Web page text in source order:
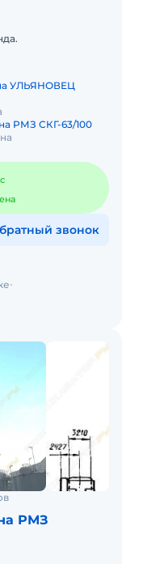
УЛЬЯНОВЕЦ
РМЗ СКГ-63/100
звонок
РМЗ